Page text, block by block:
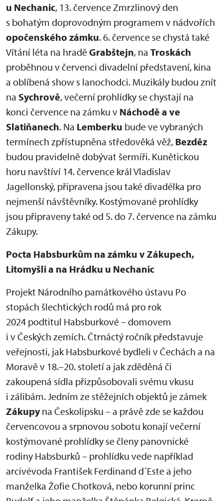
u Nechanic, 13. července Zmrzlinový den
s bohatým doprovodným programem v nádvořích
opočenského zámku. 6. července se chystá také
Vítání léta na hraděGrabštejn, na Troskách
proběhnou v červenci divadelní představení, kina
a oblíbená show s lanochodci. Muzikály budou znít
na Sychrově, večerní prohlídky se chystají na
konci července na zámku v Náchodě a ve
Slatiňanech. Na Lemberku bude ve vybraných
termínech zpřístupněna středověká věž, Bezděz
budou pravidelně dobývat šermíři. Kunětickou
horu navštíví 14. července král Vladislav
Jagellonský, připravena jsou také divadélka pro
nejmenší návštěvníky. Kostýmované prohlídky
jsou připraveny také od 5. do 7. července na zámku
Zákupy.
Pocta Habsburkům na zámku v Zákupech,
Litomyšli a na Hrádku u Nechanic
Projekt Národního památkového ústavu Po
stopách šlechtických rodů má pro rok
2024 podtitul Habsburkové – domovem
i v Českých zemích. Čtrnáctý ročník představuje
veřejnosti, jak Habsburkové bydleli v Čechách a na
Moravě v 18.–20. století a jak zděděná či
zakoupená sídla přizpůsobovali svému vkusu
i zálibám. Jedním ze stěžejních objektů je zámek
Zákupyna Českolipsku – a právě zde se každou
červencovou a srpnovou sobotu konají večerní
kostýmované prohlídky se členy panovnické
rodiny Habsburků – prohlídku vede například
arcivévoda František Ferdinand d´Este a jeho
manželka Žofie Chotková, nebo korunní princ